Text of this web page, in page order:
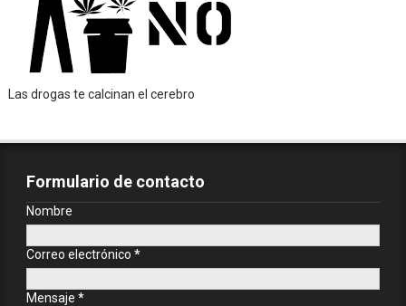
Las drogas te calcinan el cerebro
Formulario de contacto
Nombre
Correo electrónico *
Mensaje *